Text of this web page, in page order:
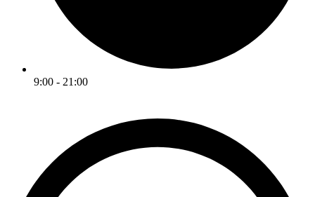
9:00 - 21:00